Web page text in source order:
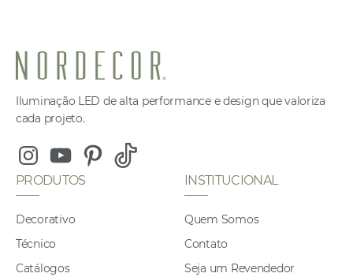
Iluminação LED de alta performance e design que valoriza
cada projeto.
InstagramYoutubePinterest
Tiktok
PRODUTOS
Decorativo
Técnico
Catálogos
INSTITUCIONAL
Quem Somos
Contato
Seja um Revendedor